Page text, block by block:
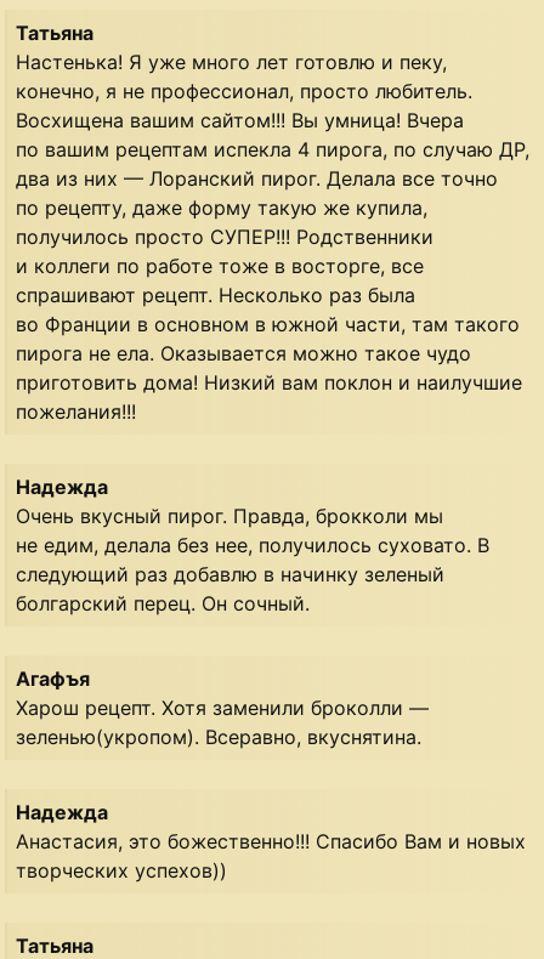
Татьяна
Настенька! Я уже много лет готовлю и пеку,
конечно, я не профессионал, просто любитель.
Восхищена вашим сайтом!!! Вы умница! Вчера
по вашим рецептам испекла 4 пирога, по случаю ДР,
два из них — Лоранский пирог. Делала все точно
по рецепту, даже форму такую же купила,
получилось просто СУПЕР!!! Родственники
и коллеги по работе тоже в восторге, все
спрашивают рецепт. Несколько раз была
во Франции в основном в южной части, там такого
пирога не ела. Оказывается можно такое чудо
приготовить дома! Низкий вам поклон и наилучшие
пожелания!!!
Надежда
Очень вкусный пирог. Правда, брокколи мы
не едим, делала без нее, получилось суховато. В
следующий раз добавлю в начинку зеленый
болгарский перец. Он сочный.
Агафъя
Харош рецепт. Хотя заменили броколли —
зеленью(укропом). Всеравно, вкуснятина.
Надежда
Анастасия, это божественно!!! Спасибо Вам и новых
творческих успехов))
Татьяна